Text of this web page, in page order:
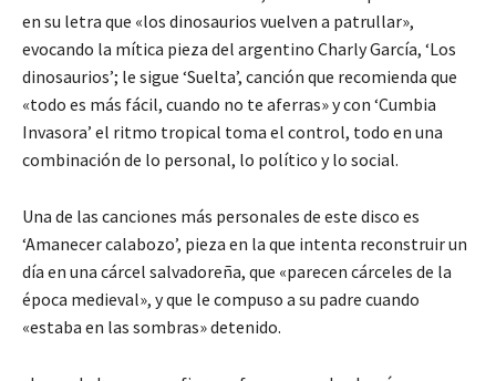
en su letra que «los dinosaurios vuelven a patrullar»,
evocando la mítica pieza del argentino Charly García, ‘Los
dinosaurios’; le sigue ‘Suelta’, canción que recomienda que
«todo es más fácil, cuando no te aferras» y con ‘Cumbia
Invasora’ el ritmo tropical toma el control, todo en una
combinación de lo personal, lo político y lo social.
Una de las canciones más personales de este disco es
‘Amanecer calabozo’, pieza en la que intenta reconstruir un
día en una cárcel salvadoreña, que «parecen cárceles de la
época medieval», y que le compuso a su padre cuando
«estaba en las sombras» detenido.